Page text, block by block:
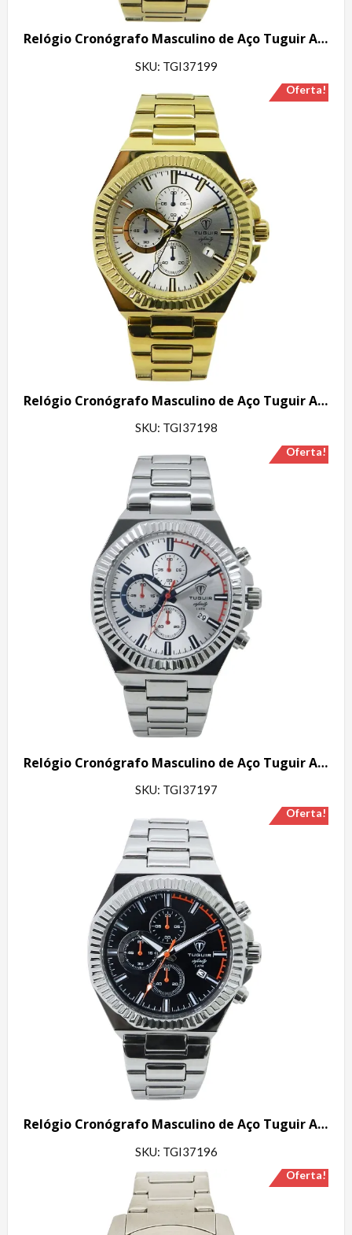
Relógio Cronógrafo Masculino de Aço Tuguir Analógico Infinity GCS-1272 Dourado e Azul
SKU: TGI37199
Oferta!
Relógio Cronógrafo Masculino de Aço Tuguir Analógico Infinity GCS-1272 Dourado e Prata
SKU: TGI37198
Oferta!
Relógio Cronógrafo Masculino de Aço Tuguir Analógico Infinity GCS-1272 Prata
SKU: TGI37197
Oferta!
Relógio Cronógrafo Masculino de Aço Tuguir Analógico Infinity GCS-1272 Prata e Preto
SKU: TGI37196
Oferta!